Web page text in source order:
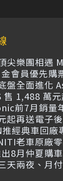
尖樂團相遇
會員優先購
盤全面進化
售 1,488 萬
前7月銷量
起再送電子
推經典車回
老車原廠
出8月仲夏購
天兩夜、月